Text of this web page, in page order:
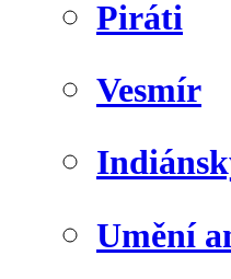
Piráti
Vesmír
Umění